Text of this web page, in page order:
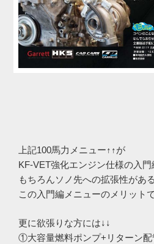
上記100馬力メニュー↑↑が
KF-VET強化エンジン仕様の入門
もちろんソノ先への拡張性があ
この入門編メニューのメリットで
更に欲張りな方には↓↓
①大容量燃料ポンプ+リターン配